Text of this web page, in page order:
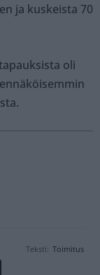
ja kuskeista 70
oli
Teksti: Toimitus